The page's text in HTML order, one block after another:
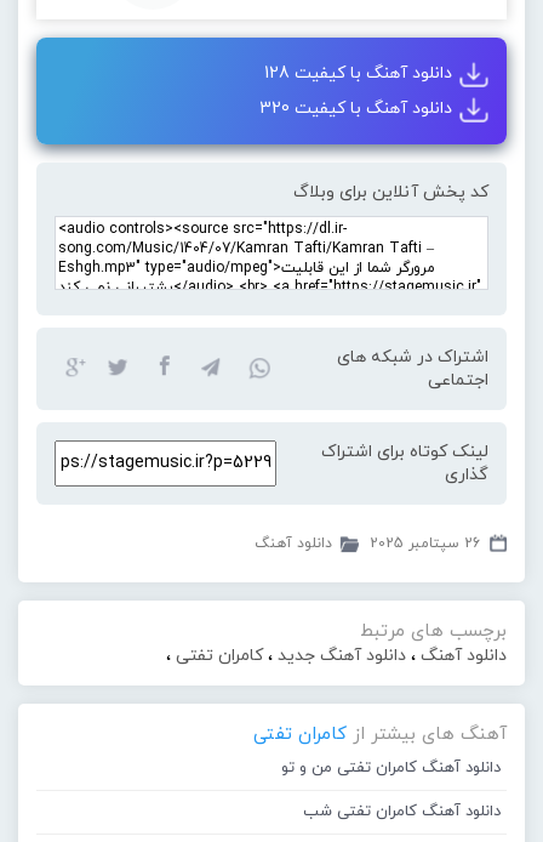
دانلود آهنگ با کیفیت 128
دانلود آهنگ با کیفیت 320
کد پخش آنلاین برای وبلاگ
اشتراک در شبکه های
اجتماعی
لینک کوتاه برای اشتراک
گذاری
26 سپتامبر 2025 دانلود آهنگ
برچسب های مرتبط
دانلود آهنگ ، دانلود آهنگ جدید ،کامران تفتی ،
آهنگ های بیشتر از کامران تفتی
دانلود آهنگ کامران تفتی من و تو
دانلود آهنگ کامران تفتی شب